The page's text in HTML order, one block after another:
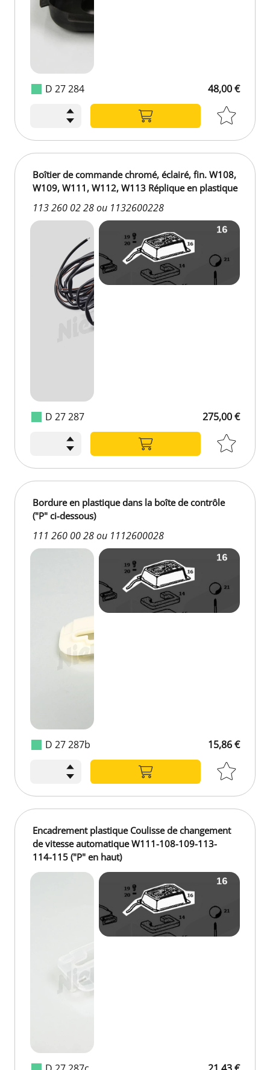
D 27 284 48,00 €
D 27 287
Boîtier de commande chromé, éclairé, fin. W108,
W109, W111, W112, W113 Réplique en plastique
113 260 02 28 ou 1132600228
275,00 €
D 27 287b
Bordure en plastique dans la boîte de contrôle
("P" ci-dessous)
111 260 00 28 ou 1112600028
15,86 €
Encadrement plastique Coulisse de changement
de vitesse automatique W111-108-109-113-
114-115 ("P" en haut)